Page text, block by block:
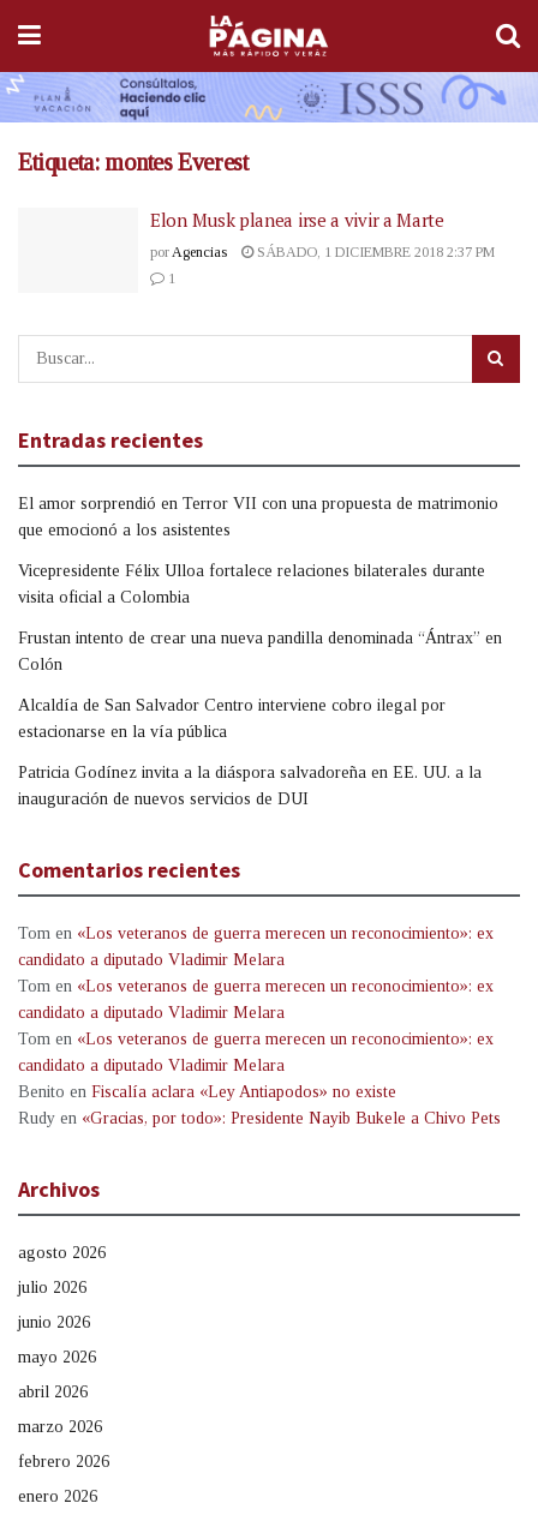
Etiqueta:montes Everest
Elon Musk planea irse a vivir a Marte
por Agencias
SÁBADO, 1 DICIEMBRE 2018 2:37 PM
1
Entradas recientes
El amor sorprendió en Terror VII con una propuesta de matrimonio
que emocionó a los asistentes
Vicepresidente Félix Ulloa fortalece relaciones bilaterales durante
visita oficial a Colombia
Frustan intento de crear una nueva pandilla denominada “Ántrax” en
Colón
Alcaldía de San Salvador Centro interviene cobro ilegal por
estacionarse en la vía pública
Patricia Godínez invita a la diáspora salvadoreña en EE. UU. a la
inauguración de nuevos servicios de DUI
Comentarios recientes
Tom en «Los veteranos de guerra merecen un reconocimiento»: ex
candidato a diputado Vladimir Melara
Tom en «Los veteranos de guerra merecen un reconocimiento»: ex
candidato a diputado Vladimir Melara
Tom en «Los veteranos de guerra merecen un reconocimiento»: ex
candidato a diputado Vladimir Melara
Benito en Fiscalía aclara «Ley Antiapodos» no existe
Rudy en «Gracias, por todo»: Presidente Nayib Bukele a Chivo Pets
Archivos
agosto 2026
julio 2026
junio 2026
mayo 2026
abril 2026
marzo 2026
febrero 2026
enero 2026